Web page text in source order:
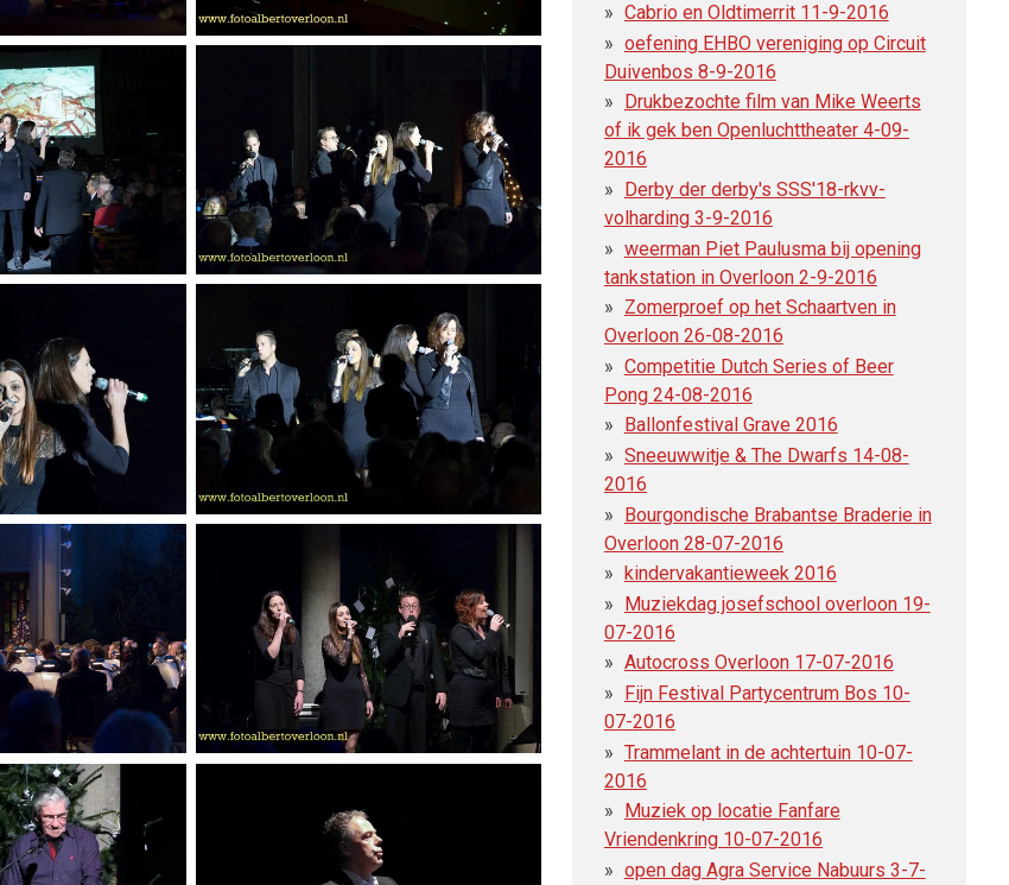
Cabrio en Oldtimerrit 11-9-2016
oefening EHBO vereniging op Circuit
Duivenbos 8-9-2016
Drukbezochte film van Mike Weerts
of ik gek ben Openluchttheater 4-09-
2016
Derby der derby's SSS'18-rkvv-
volharding 3-9-2016
weerman Piet Paulusma bij opening
tankstation in Overloon 2-9-2016
Zomerproef op het Schaartven in
Overloon 26-08-2016
Competitie Dutch Series of Beer
Pong 24-08-2016
Ballonfestival Grave 2016
Sneeuwwitje & The Dwarfs 14-08-
2016
Bourgondische Brabantse Braderie in
Overloon 28-07-2016
kindervakantieweek 2016
Muziekdag josefschool overloon 19-
07-2016
Autocross Overloon 17-07-2016
Fijn Festival Partycentrum Bos 10-
07-2016
Trammelant in de achtertuin 10-07-
2016
Muziek op locatie Fanfare
Vriendenkring 10-07-2016
open dag Agra Service Nabuurs 3-7-